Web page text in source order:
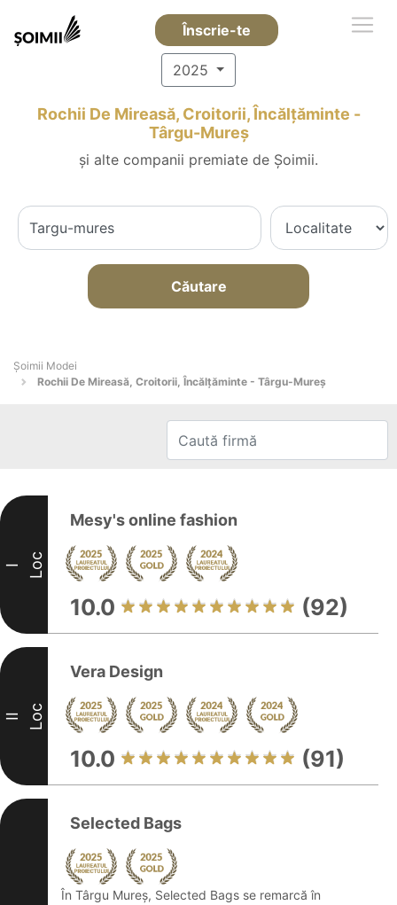
Înscrie-te
2025
Rochii De Mireasă, Croitorii, Încălțăminte -
Târgu-Mureş
și alte companii premiate de Șoimii.
Căutare
Șoimii Modei
Rochii De Mireasă, Croitorii, Încălțăminte - Târgu-Mureş
I Loc
Mesy's online fashion
10.0 (92)
II Loc
Vera Design
10.0 (91)
Selected Bags
În Târgu Mureș, Selected Bags se remarcă în